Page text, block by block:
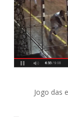
Jogo das